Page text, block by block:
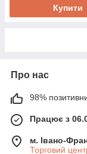
Купити
Про нас
98%
Працює з
м. Івано-
Торговий